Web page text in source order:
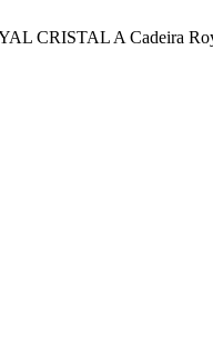
CRISTAL A Cadeira